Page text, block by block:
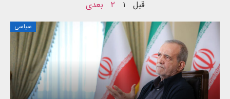
قبل ۱ ۲ بعدی
سیاسی